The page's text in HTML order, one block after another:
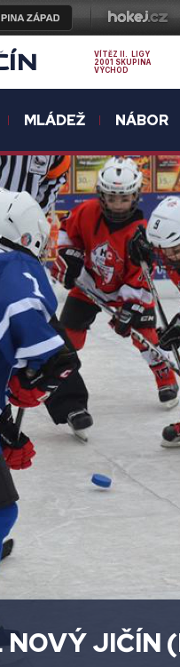
VÍTĚZ II. LIGY
2001 SKUPINA
VÝCHOD
MLÁDEŽ NÁBOR
JIČÍN